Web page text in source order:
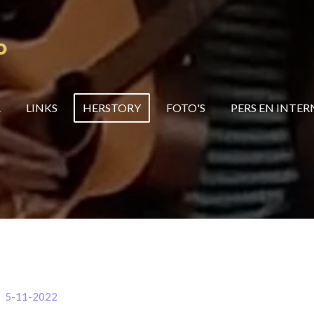
LINKS HERSTORY FOTO'S PERS EN
5-11-2022